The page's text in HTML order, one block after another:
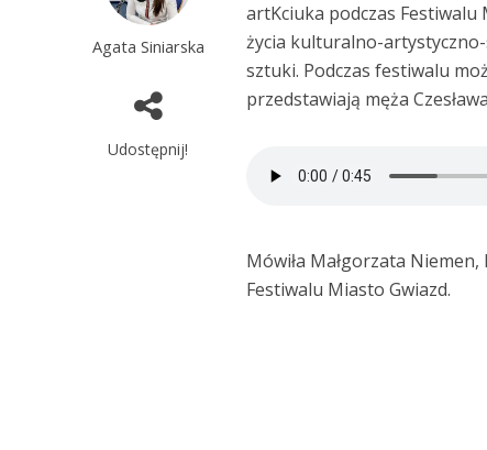
Agata Siniarska
Udostępnij!
artKciuka podczas
życia kulturalno-
sztuki. Podczas festiwalu
przedstawiają męża
Mówiła Małgorzata
Festiwalu Miasto Gwiazd.